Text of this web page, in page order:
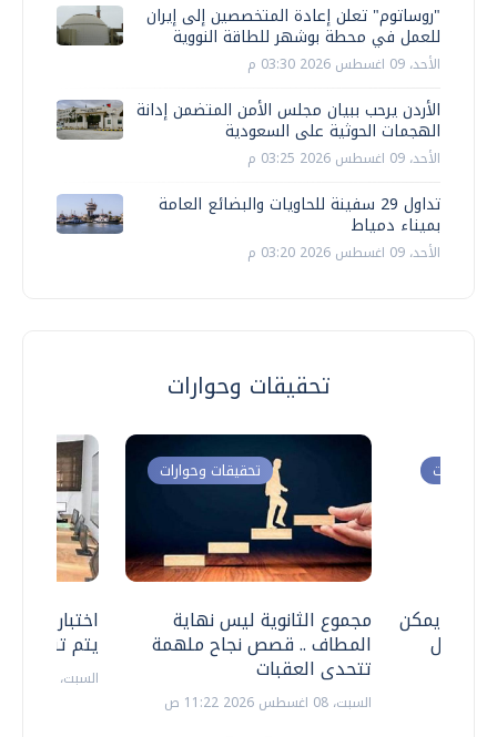
"روساتوم" تعلن إعادة المتخصصين إلى إيران
للعمل في محطة بوشهر للطاقة النووية
الأحد، 09 اغسطس 2026 03:30 م
الأردن يرحب ببيان مجلس الأمن المتضمن إدانة
الهجمات الحوثية على السعودية
الأحد، 09 اغسطس 2026 03:25 م
تداول 29 سفينة للحاويات والبضائع العامة
بميناء دمياط
الأحد، 09 اغسطس 2026 03:20 م
تحقيقات وحوارات
اختبارات
يتم
السبت، 18 يوليو 2026 09:22 ص
تحقيقات وحوارات
مجموع الثانوية ليس نهاية
المطاف .. قصص نجاح ملهمة
تتحدى العقبات
السبت، 08 اغسطس 2026 11:22 ص
وحوارات
.. هل يمكن
نتعامل